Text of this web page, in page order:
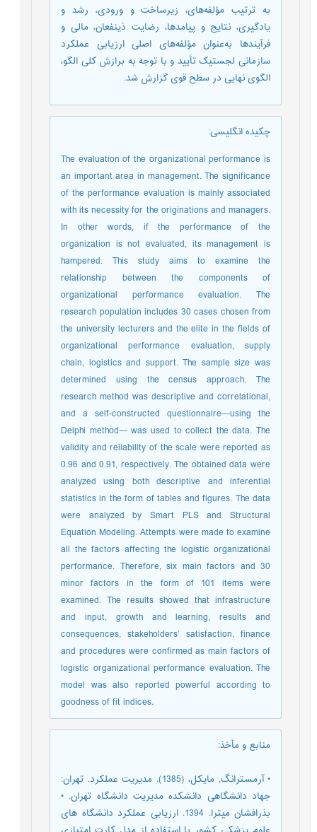
به ترتیب مؤلفه‌های، زیرساخت و ورودی، رشد و
یادگیری، نتایج و پیامدها، رضایت ذینفعان، مالی و
فرآیندها به‌عنوان مؤلفه‌های اصلی ارزیابی عملکرد
سازمانی لجستیک تأیید و با توجه به برازش کلی الگو،
الگوی نهایی در سطح قوی گزارش شد.
چکیده انگلیسی:
The evaluation of the organizational performance is
an important area in management. The significance
of the performance evaluation is mainly associated
with its necessity for the originations and managers.
In other words, if the performance of the
organization is not evaluated, its management is
hampered. This study aims to examine the
relationship between the components of
organizational performance evaluation. The
research population includes 30 cases chosen from
the university lecturers and the elite in the fields of
organizational performance evaluation, supply
chain, logistics and support. The sample size was
determined using the census approach. The
research method was descriptive and correlational,
and a self-constructed questionnaire—using the
Delphi method— was used to collect the data. The
validity and reliability of the scale were reported as
0.96 and 0.91, respectively. The obtained data were
analyzed using both descriptive and inferential
statistics in the form of tables and figures. The data
were analyzed by Smart PLS and Structural
Equation Modeling. Attempts were made to examine
all the factors affecting the logistic organizational
performance. Therefore, six main factors and 30
minor factors in the form of 101 items were
examined. The results showed that infrastructure
and input, growth and learning, results and
consequences, stakeholders’ satisfaction, finance
and procedures were confirmed as main factors of
logistic organizational performance evaluation. The
model was also reported powerful according to
goodness of fit indices.
منابع و مأخذ:
• آرمسترانگ, مایکل، (1385). مدیریت عملکرد. تهران:
جهاد دانشگاهی دانشکده مدیریت دانشگاه تهران. •
بذرافشان میترا. 1394. ارزیابی عملکرد دانشگاه های